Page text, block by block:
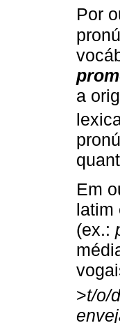
Por
a
Em
latim
(ex.:
>t/o/